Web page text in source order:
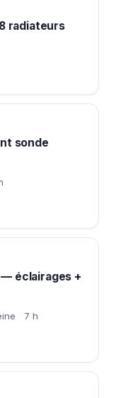
radiateurs
sonde
éclairages +
7 h